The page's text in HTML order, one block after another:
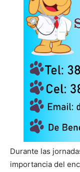
Durante las
importancia del